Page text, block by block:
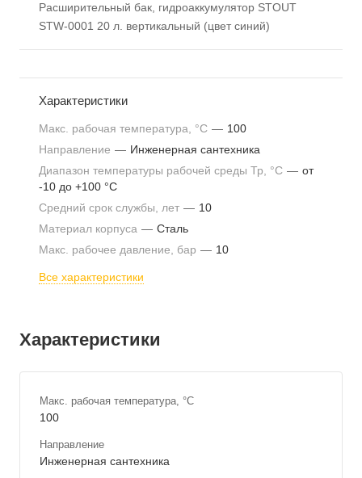
Расширительный бак, гидроаккумулятор STOUT
STW-0001 20 л. вертикальный (цвет синий)
Характеристики
Макс. рабочая температура, °С — 100
Направление — Инженерная сантехника
Диапазон температуры рабочей среды Тр, °С — от
-10 до +100 °С
Средний срок службы, лет — 10
Материал корпуса — Сталь
Макс. рабочее давление, бар — 10
Все характеристики
Характеристики
Макс. рабочая температура, °С
100
Направление
Инженерная сантехника